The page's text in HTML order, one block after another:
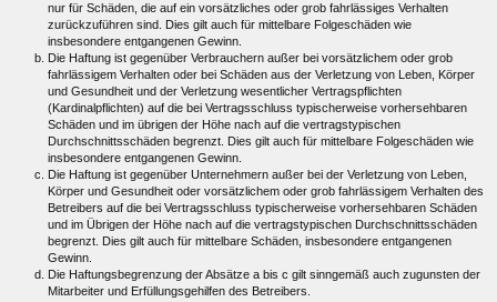
nur für Schäden, die auf ein vorsätzliches oder grob fahrlässiges Verhalten
zurückzuführen sind. Dies gilt auch für mittelbare Folgeschäden wie
insbesondere entgangenen Gewinn.
Die Haftung ist gegenüber Verbrauchern außer bei vorsätzlichem oder grob
fahrlässigem Verhalten oder bei Schäden aus der Verletzung von Leben, Körper
und Gesundheit und der Verletzung wesentlicher Vertragspflichten
(Kardinalpflichten) auf die bei Vertragsschluss typischerweise vorhersehbaren
Schäden und im übrigen der Höhe nach auf die vertragstypischen
Durchschnittsschäden begrenzt. Dies gilt auch für mittelbare Folgeschäden wie
insbesondere entgangenen Gewinn.
Die Haftung ist gegenüber Unternehmern außer bei der Verletzung von Leben,
Körper und Gesundheit oder vorsätzlichem oder grob fahrlässigem Verhalten des
Betreibers auf die bei Vertragsschluss typischerweise vorhersehbaren Schäden
und im Übrigen der Höhe nach auf die vertragstypischen Durchschnittsschäden
begrenzt. Dies gilt auch für mittelbare Schäden, insbesondere entgangenen
Gewinn.
Die Haftungsbegrenzung der Absätze a bis c gilt sinngemäß auch zugunsten der
Mitarbeiter und Erfüllungsgehilfen des Betreibers.